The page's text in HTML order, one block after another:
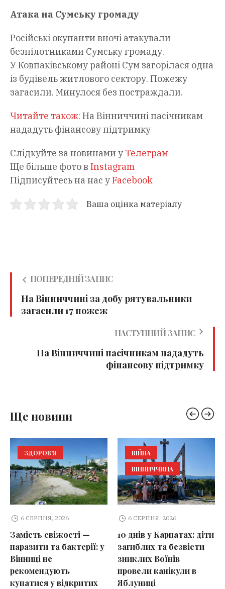
Атака на Сумську громаду
Російські окупанти вночі атакували
безпілотниками Сумську громаду.
У Ковпаківському районі Сум загорілася одна
із будівель житлового сектору. Пожежу
загасили. Минулося без постраждали.
Читайте також: На Вінниччині пасічникам
нададуть фінансову підтримку
Слідкуйте за новинами у Телеграм
Ще більше фото в Instagram
Підписуйтесь на нас уFacebook
Ваша оцінка матеріалу
ПОПЕРЕДНІЙ ЗАПИС
На Вінниччині за добу рятувальники
загасили 17 пожеж
НАСТУПНИЙ ЗАПИС
На Вінниччині пасічникам нададуть
фінансову підтримку
Ще новини
ЗДОРОВ'Я
6 СЕРПНЯ, 2026
Замість свіжості —
паразити та бактерії: у
Вінниці не
рекомендують
купатися у відкритих
ВІЙНА
ВІННИЧЧИНА
6 СЕРПНЯ, 2026
10 днів у Карпатах: діти
загиблих та безвісти
зниклих Воїнів
провели канікули в
Яблуниці